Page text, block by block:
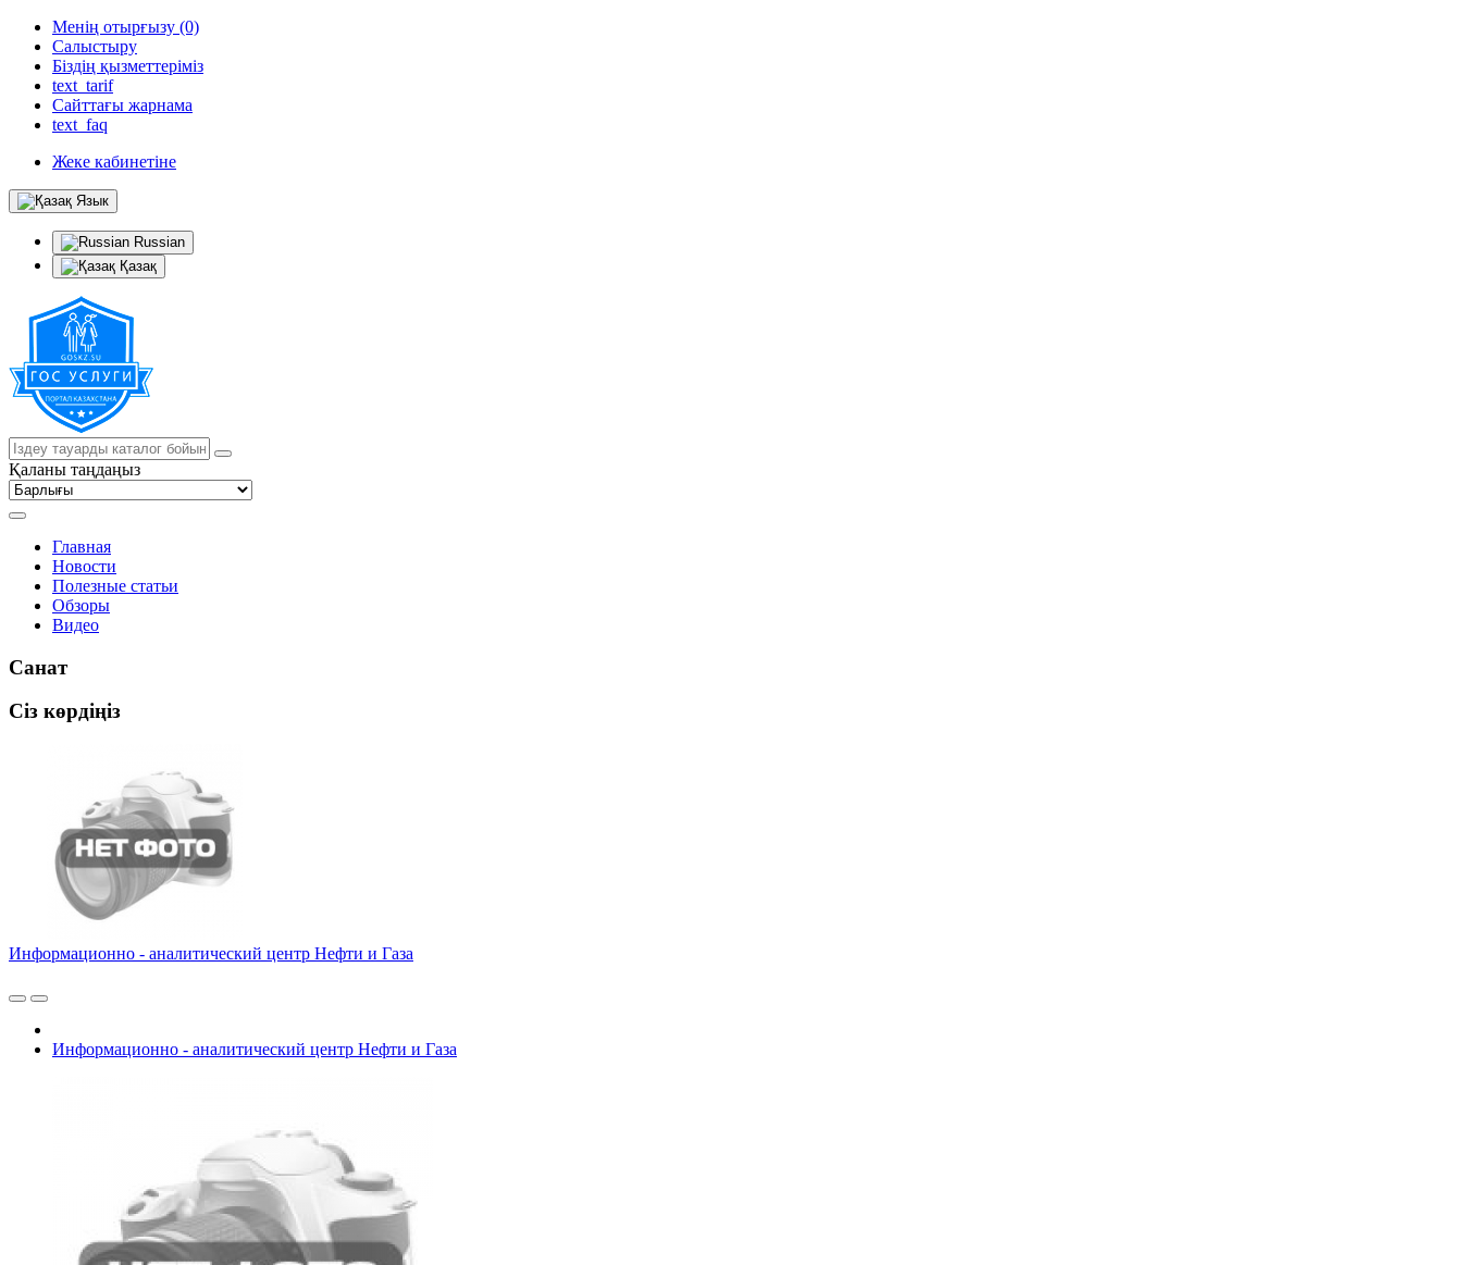
Менің отырғызу (0)
Салыстыру
Біздің қызметтеріміз
text_tarif
Сайттағы жарнама
text_faq
Жеке кабинетіне
Язык
Russian
Қазақ
Қаланы таңдаңыз
Главная
Новости
Полезные статьи
Обзоры
Видео
Санат
Сіз көрдіңіз
Информационно - аналитический центр Нефти и Газа
Информационно - аналитический центр Нефти и Газа